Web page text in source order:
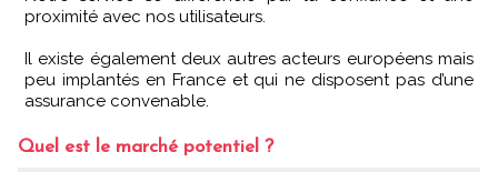
proximité avec nos utilisateurs.
Il existe également deux autres acteurs européens mais
peu implantés en France et qui ne disposent pas d’une
assurance convenable.
Quel est le marché potentiel ?